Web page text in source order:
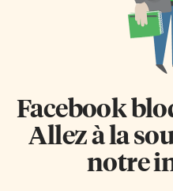
Facebook
Allez à la
notre